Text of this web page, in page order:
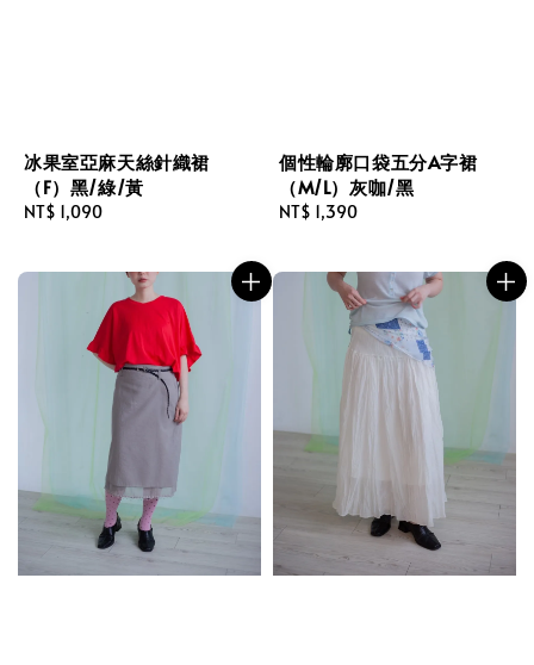
冰果室亞麻天絲針織裙
（F）黑/綠/黃
Regular
NT$ 1,090
個性輪廓口袋五分A字裙
（M/L）灰咖/黑
Regular
NT$ 1,390